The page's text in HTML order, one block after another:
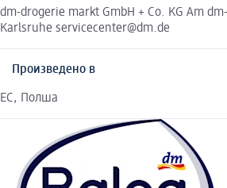
dm-drogerie markt GmbH + Co. KG Am
Karlsruhe servicecenter@dm.de
Произведено в
ЕС, Полша